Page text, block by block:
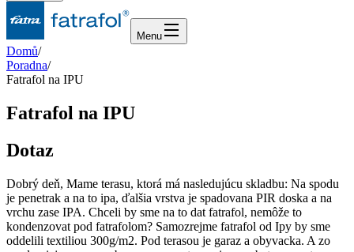
Menu
Domů/
Poradna/
Fatrafol na IPU
Fatrafol na IPU
Dotaz
Dobrý deň, Mame terasu, ktorá má nasledujúcu skladbu: Na spodu
je penetrak a na to ipa, ďalšia vrstva je spadovana PIR doska a na
vrchu zase IPA. Chceli by sme na to dat fatrafol, nemôže to
kondenzovat pod fatrafolom? Samozrejme fatrafol od Ipy by sme
oddelili textiliou 300g/m2. Pod terasou je garaz a obyvacka. A zo